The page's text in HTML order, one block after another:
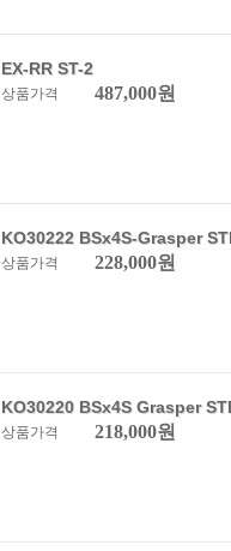
EX-RR ST-2
상품가격 487,000원
KO30222 BSx4S-Grasper
상품가격 228,000원
KO30220 BSx4S Grasper
상품가격 218,000원